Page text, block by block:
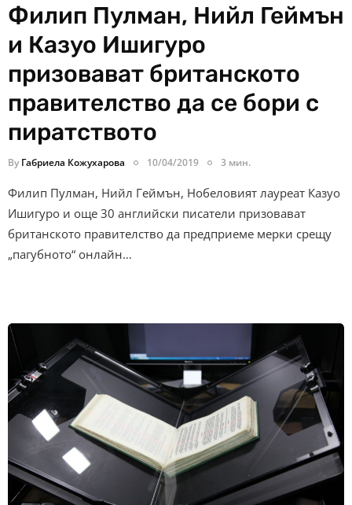
Филип Пулман, Нийл Геймън
и Казуо Ишигуро
призовават британското
правителство да се бори с
пиратството
By Габриела Кожухарова 10/04/2019 3 мин.
Филип Пулман, Нийл Геймън, Нобеловият лауреат Казуо
Ишигуро и още 30 английски писатели призовават
британското правителство да предприеме мерки срещу
„пагубното“ онлайн…